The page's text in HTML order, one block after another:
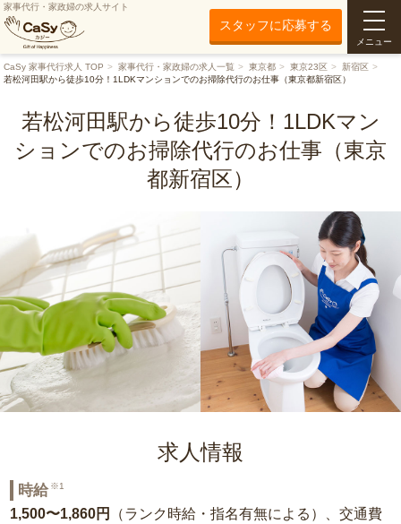
家事代行・家政婦の求人サイト
スタッフに応募する
メニュー
CaSy 家事代行求人 TOP 家事代行・家政婦の求人一覧 東京都 東京23区
新宿区
若松河田駅から徒歩10分！1LDKマンションでのお掃除代行のお仕事（東京都新宿区）
若松河田駅から徒歩10分！1LDKマン
ションでのお掃除代行のお仕事（東京
都新宿区）
求人情報
時給 ※1
1,500〜1,860円
（ランク時給・指名有無による）、交通費